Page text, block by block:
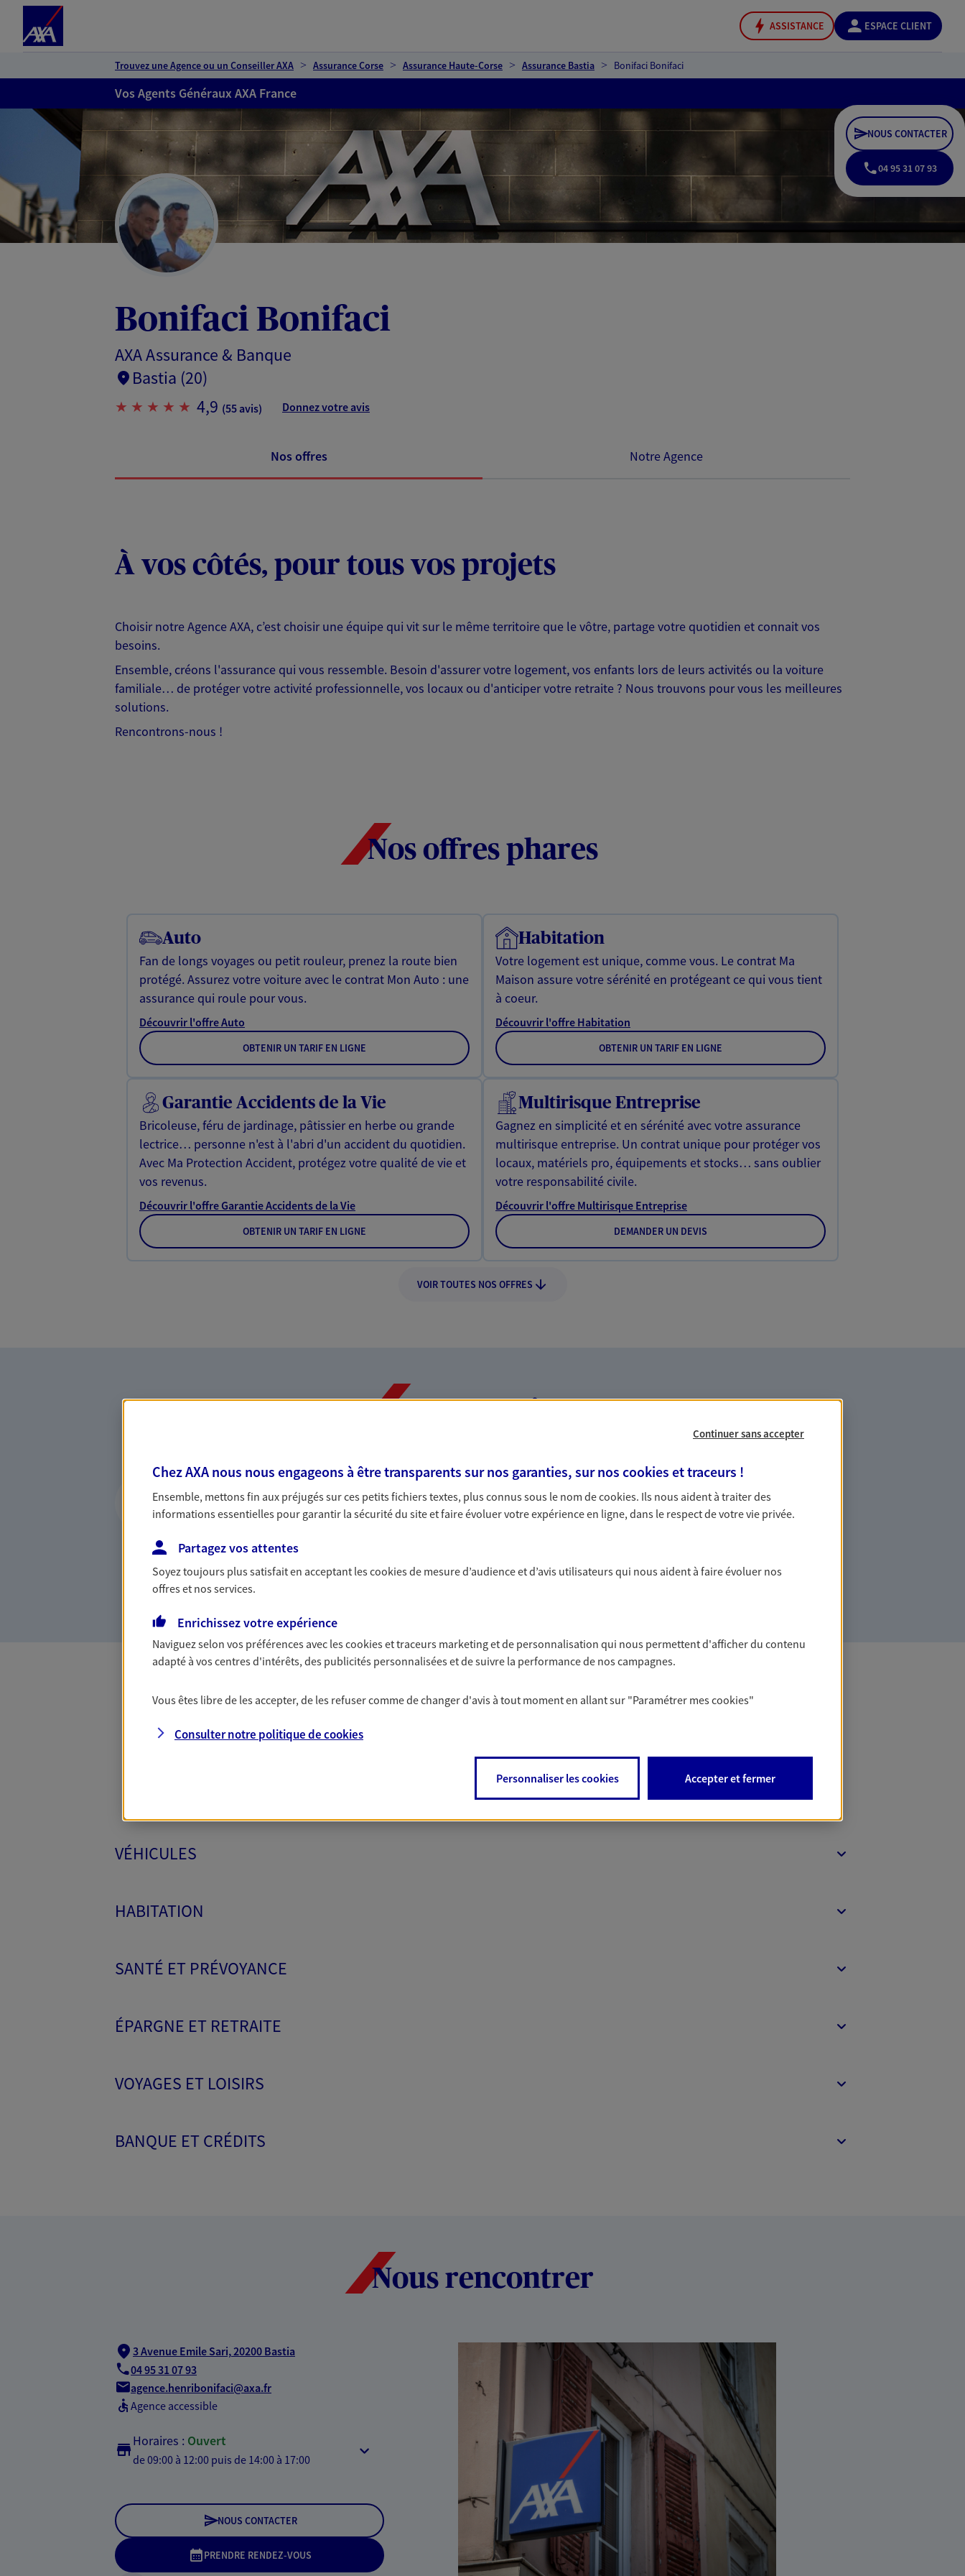
ASSISTANCE ESPACE CLIENT
Trouvez une Agence ou un Conseiller AXA Assurance Corse Assurance Haute-Corse Assurance Bastia Bonifaci Bonifaci
Vos Agents Généraux AXA France
Bonifaci Bonifaci
AXA Assurance & Banque
Bastia (20)
4,9 (55 avis) Donnez votre avis
NOUS CONTACTER
04 95 31 07 93
Nos offres Notre Agence
À vos côtés, pour tous vos projets
Choisir notre Agence AXA, c’est choisir une équipe qui vit sur le même territoire que le vôtre, partage votre quotidien et connait vos
besoins.
Ensemble, créons l'assurance qui vous ressemble. Besoin d'assurer votre logement, vos enfants lors de leurs activités ou la voiture
familiale… de protéger votre activité professionnelle, vos locaux ou d'anticiper votre retraite ? Nous trouvons pour vous les meilleures
solutions.
Rencontrons-nous !
Nos offres phares
Auto
Fan de longs voyages ou petit rouleur, prenez la route bien
protégé. Assurez votre voiture avec le contrat Mon Auto : une
assurance qui roule pour vous.
Découvrir l'offre Auto
OBTENIR UN TARIF EN LIGNE
Habitation
Votre logement est unique, comme vous. Le contrat Ma
Maison assure votre sérénité en protégeant ce qui vous tient
à coeur.
Découvrir l'offre Habitation
OBTENIR UN TARIF EN LIGNE
Garantie Accidents de la Vie
Bricoleuse, féru de jardinage, pâtissier en herbe ou grande
lectrice… personne n'est à l'abri d'un accident du quotidien.
Avec Ma Protection Accident, protégez votre qualité de vie et
vos revenus.
Découvrir l'offre Garantie Accidents de la Vie
OBTENIR UN TARIF EN LIGNE
Multirisque Entreprise
Gagnez en simplicité et en sérénité avec votre assurance
multirisque entreprise. Un contrat unique pour protéger vos
locaux, matériels pro, équipements et stocks… sans oublier
votre responsabilité civile.
Découvrir l'offre Multirisque Entreprise
DEMANDER UN DEVIS
VOIR TOUTES NOS OFFRES
Nos expertises
Vous accompagner dans la durée et la
confiance
votre vie, c'est ainsi que nous concevons notre métier : dans
la confiance et la proximité. C'est en apprenant à vous
connaître que nous proposons de meilleures solutions.
Accompagner les professionnels et les
entreprises
votre activité, vos collaborateurs... mais aussi vous-même et
Toutes nos offres Assurance & Banque
PRO & ENTREPRISES
VÉHICULES
HABITATION
SANTÉ ET PRÉVOYANCE
ÉPARGNE ET RETRAITE
VOYAGES ET LOISIRS
BANQUE ET CRÉDITS
Nous rencontrer
3 Avenue Emile Sari,20200 Bastia
04 95 31 07 93
agence.henribonifaci@axa.fr
Agence accessible
Horaires : Ouvert
de 09:00 à 12:00 puis de 14:00 à 17:00
NOUS CONTACTER
PRENDRE RENDEZ-VOUS
Continuer sans accepter
Chez AXA nous nous engageons à être transparents sur nos garanties, sur nos cookies et traceurs !
Ensemble, mettons fin aux préjugés sur ces petits fichiers textes, plus connus sous le nom decookies. Ils nous aident à traiter des
informations essentielles pour garantir la sécurité du site et faire évoluer votre expérience en ligne, dans le respect de votre vie privée.
Partagez vos attentes
Soyez toujours plus satisfait en acceptant lescookiesde mesure d’audience et d’avis utilisateurs qui nous aident à faire évoluer nos
offres et nos services.
Enrichissez votre expérience
Naviguez selon vos préférences avec lescookies et traceurs marketing et de personnalisation qui nous permettent d'afficher du contenu
adapté à vos centres d'intérêts, des publicités personnalisées et de suivre la performance de nos campagnes.
Vous êtes libre de les accepter, de les refuser comme de changer d'avis à tout moment en allant sur "Paramétrer mescookies"
Consulter notre politique decookies
Personnaliser les cookies Accepter et fermer